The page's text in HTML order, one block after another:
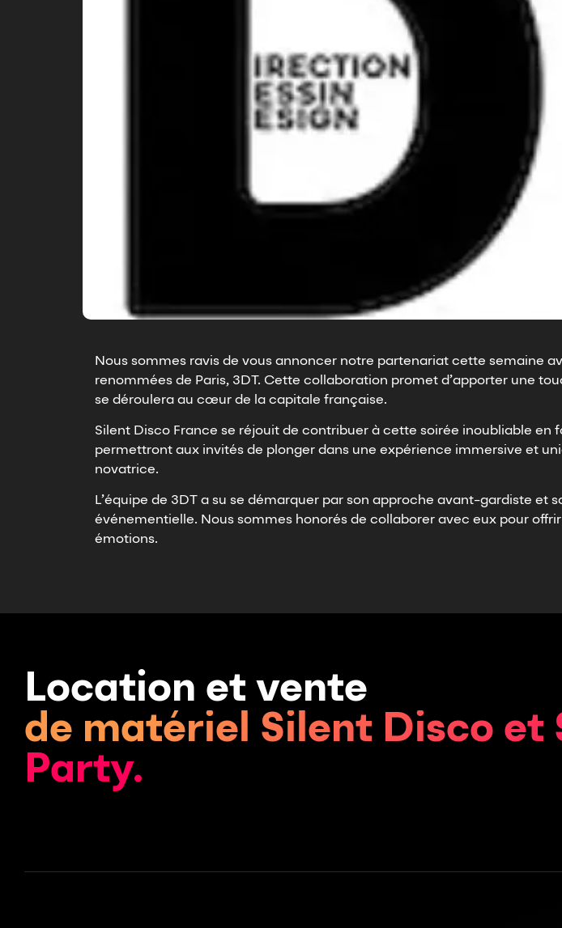
Nous sommes ravis de vous annoncer notre partenariat cette semaine
renommées de Paris, 3DT. Cette collaboration promet d’apporter une
se déroulera au cœur de la capitale française.
Silent Disco France se réjouit de contribuer à cette soirée inoubliable en
permettront aux invités de plonger dans une expérience immersive et
novatrice.
L’équipe de 3DT a su se démarquer par son approche avant-gardiste et
événementielle. Nous sommes honorés de collaborer avec eux pour
émotions.
Location et vente
de matériel Silent Disco et
Party.